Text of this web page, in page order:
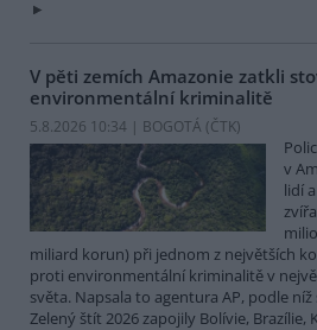
V pěti zemích Amazonie zatkli
environmentální kriminalitě
5.8.2026 10:34 | BOGOTÁ (ČTK)
v
lidí
miliard korun) při jednom z největších
proti environmentální kriminalitě v
světa. Napsala to agentura AP, podle
Zelený štít 2026 zapojily Bolívie, Brazílie,